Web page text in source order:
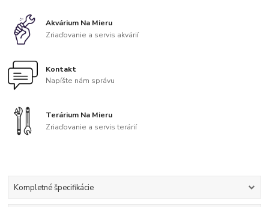
Akvárium Na Mieru
Zriaďovanie a servis akvárií
Kontakt
Napíšte nám správu
Terárium Na Mieru
Zriaďovanie a servis terárií
Kompletné špecifikácie